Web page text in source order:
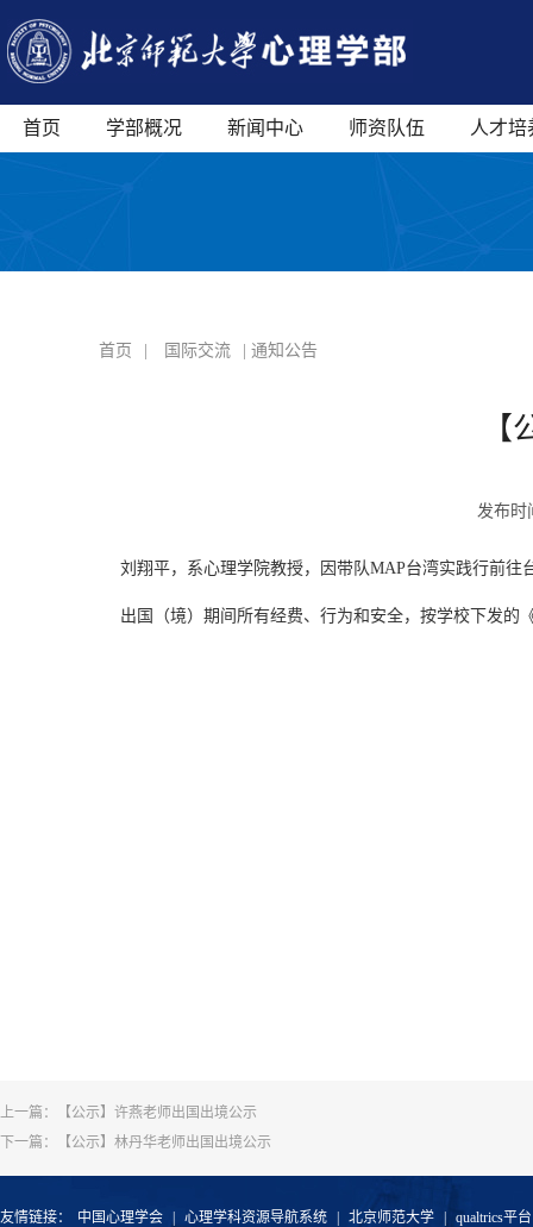
首页 学部概况 新闻中心 师资队伍 人才培
首页 国际交流 | 通知公告
发布
刘翔平，系心理学院教授，因带队MAP台湾实践行前往
出国（境）期间所有经费、行为和安全，按学校下发的
上一篇：
【公示】许燕老师出国出境公示
下一篇：
【公示】林丹华老师出国出境公示
友情链接： 中国心理学会 心理学科资源导航系统 北京师范大学
qualtrics平台